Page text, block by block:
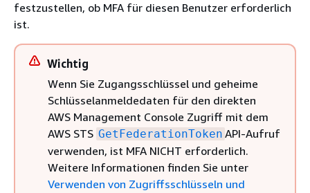
festzustellen, ob MFA für diesen Benutzer erforderlich
ist.
Wichtig
Wenn Sie Zugangsschlüssel und geheime
Schlüsselanmeldedaten für den direkten
AWS Management Console Zugriff mit dem
AWS STS GetFederationToken API-Aufruf
verwenden, ist MFA NICHT erforderlich.
Weitere Informationen finden Sie unter
Verwenden von Zugriffsschlüsseln und